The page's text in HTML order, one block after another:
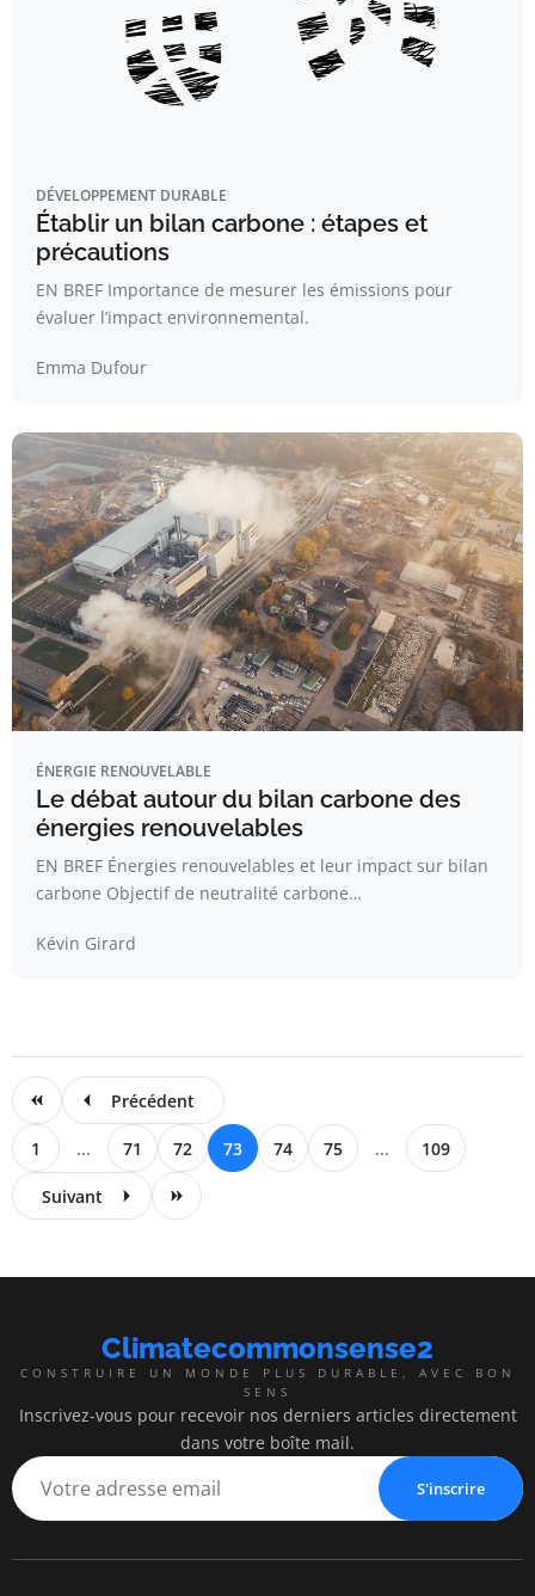
DÉVELOPPEMENT DURABLE
Établir un bilan carbone : étapes et
précautions
EN BREF Importance de mesurer les émissions pour
évaluer l’impact environnemental.
Emma Dufour
ÉNERGIE RENOUVELABLE
Le débat autour du bilan carbone des
énergies renouvelables
EN BREF Énergies renouvelables et leur impact sur bilan
carbone Objectif de neutralité carbone…
Kévin Girard
Précédent
1 ... 71 72 73 74 75 ... 109
Suivant
Climatecommonsense2
CONSTRUIRE UN MONDE PLUS DURABLE, AVEC BON
SENS
Inscrivez-vous pour recevoir nos derniers articles directement
dans votre boîte mail.
S'inscrire